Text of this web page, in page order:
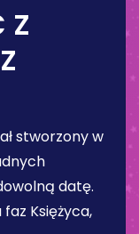
Z
stworzony w
datę.
Księżyca,